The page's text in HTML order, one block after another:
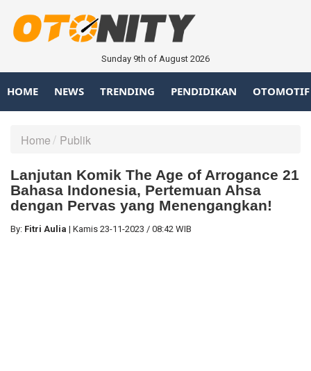
Sunday 9th of August 2026
HOME NEWS TRENDING PENDIDIKAN OTOMOTIF
Home Publik
Lanjutan Komik The Age of Arrogance 21
Bahasa Indonesia, Pertemuan Ahsa
dengan Pervas yang Menengangkan!
By: Fitri Aulia | Kamis 23-11-2023 / 08:42 WIB